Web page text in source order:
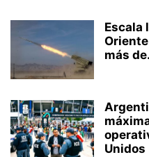
Escala
más
Unidos